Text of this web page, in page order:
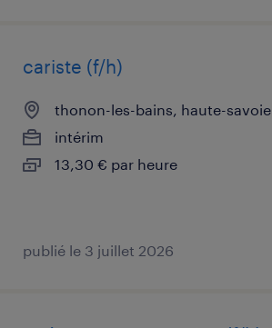
cariste (f/h)
thonon-les-bains, haute-savoie
intérim
13,30 € par heure
publié le 3 juillet 2026